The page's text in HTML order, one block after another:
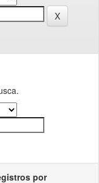
por